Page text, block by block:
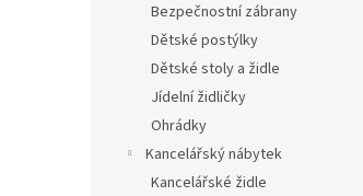
Bezpečnostní zábrany
Dětské postýlky
Dětské stoly a židle
Jídelní židličky
Ohrádky
Kancelářský nábytek
Kancelářské židle